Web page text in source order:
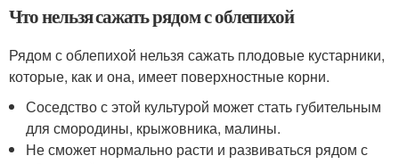
Что нельзя сажать рядом с облепихой
Рядом с облепихой нельзя сажать плодовые кустарники,
которые, как и она, имеет поверхностные корни.
Соседство с этой культурой может стать губительным
для смородины, крыжовника, малины.
Не сможет нормально расти и развиваться рядом с